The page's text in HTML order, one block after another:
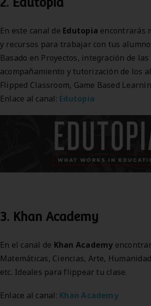
En este canal de Edutopia encontrarás
y recursos para trabajar con tus
Basado en Proyectos, integración de
acompañamiento y tutorización de los
Flipped Classroom, Game Based
Enlace al canal: Edutopia
3. Khan Academy
En el canal de Khan Academy
Matemáticas, Ciencias, Arte,
etc. Ideales para flippear tu clase.
Enlace al canal: Khan Academy